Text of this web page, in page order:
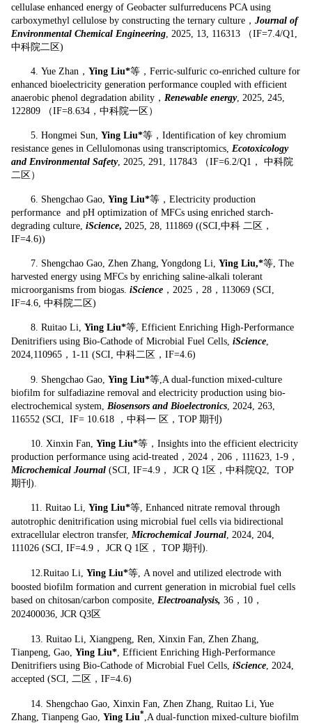
cellulase enhanced energy of Geobacter sulfurreducens PCA using
carboxymethyl cellulose by constructing the ternary culture， Journal of
Environmental Chemical Engineering , 2025, 13, 116313 （IF=7.4/Q1,
中科院二区)
4. Yue Zhan， Ying Liu*等，Ferric-sulfuric co-enriched culture for
enhanced bioelectricity generation performance coupled with efficient
anaerobic phenol degradation ability， Renewable energy, 2025, 245,
122809 （IF=8.634，中科院一区）
5. Hongmei Sun, Ying Liu*等，Identification of key chromium
resistance genes in Cellulomonas using transcriptomics, Ecotoxicology
and Environmental Safety, 2025, 291, 117843 （IF=6.2/Q1，
中科院
二区）
6. Shengchao Gao, Ying Liu*等，Electricity production
performance and pH optimization of MFCs using enriched starch-
degrading culture, iScience, 2025, 28, 111869 ((SCI,中科 二区，
IF=4.6))
7. Shengchao Gao, Zhen Zhang, Yongdong Li, Ying Liu,*等, The
harvested energy using MFCs by enriching saline-alkali tolerant
microorganisms from biogas. iScience ，2025，28，113069 (SCI,
IF=4.6, 中科院二区)
8. Ruitao Li, Ying Liu*等, Efficient Enriching High-Performance
Denitrifiers using Bio-Cathode of Microbial Fuel Cells, iScience
2024,110965，1-11 (SCI, 中科二区，IF=4.6)
9. Shengchao Gao, Ying Liu*等,A dual-function mixed-culture
biofilm for sulfadiazine removal and electricity production using bio-
electrochemical system,
Biosensors and Bioelectronics , 2024, 263,
116552 (SCI, IF= 10.618 ，中科一 区，TOP 期刊)
10. Xinxin Fan, Ying Liu*等，Insights into the efficient electricity
production performance using acid-treated，2024，206，111623, 1-9，
Microchemical Journal (SCI, IF=4.9， JCR Q 1区，中科院Q2, TOP
期刊).
11. Ruitao Li, Ying Liu*等, Enhanced nitrate removal through
autotrophic denitrification using microbial fuel cells via bidirectional
extracellular electron transfer, Microchemical Journal , 2024, 204,
111026 (SCI, IF=4.9， JCR Q 1区， TOP 期刊).
12.Ruitao Li, Ying Liu*等, A novel and utilized electrode with
boosted biofilm formation and current generation in microbial fuel cells
based on chitosan/carbon composite, Electroanalysis, 36，10，
202400036, JCR Q3区
13. Ruitao Li, Xiangpeng, Ren, Xinxin Fan, Zhen Zhang,
Tianpeng, Gao, Ying Liu* , Efficient Enriching High-Performance
Denitrifiers using Bio-Cathode of Microbial Fuel Cells, iScience , 2024,
accepted (SCI, 二区，IF=4.6)
14. Shengchao Gao, Xinxin Fan, Zhen Zhang, Ruitao Li, Yue
Zhang, Tianpeng Gao, Ying Liu* ,A dual-function mixed-culture biofilm